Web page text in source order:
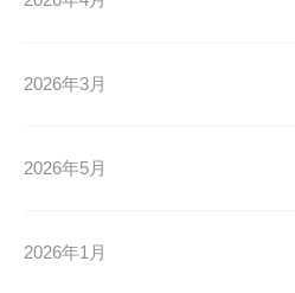
2026年3月
2026年5月
2026年1月